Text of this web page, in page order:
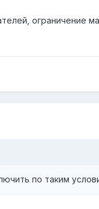
ограничение
по таким